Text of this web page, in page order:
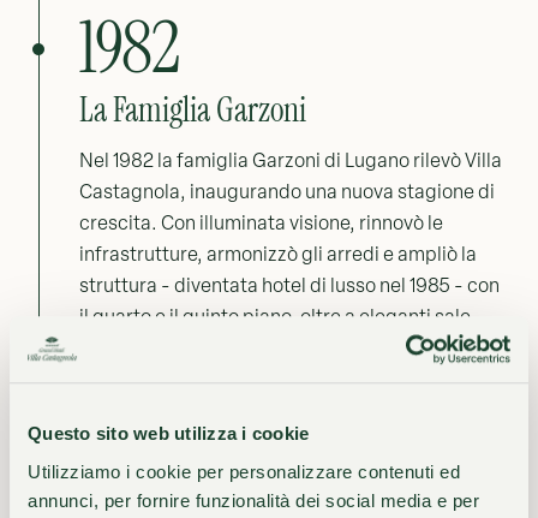
Questo sito web utilizza i cookie
Utilizziamo i cookie per personalizzare contenuti ed
annunci, per fornire funzionalità dei social media e per
1982
La Famiglia Garzoni
Nel 1982 la famiglia Garzoni di Lugano rilevò Villa
Castagnola, inaugurando una nuova stagione di
crescita. Con illuminata visione, rinnovò le
infrastrutture, armonizzò gli arredi e ampliò la
struttura - diventata hotel di lusso nel 1985 - con
il quarto e il quinto piano, oltre a eleganti sale